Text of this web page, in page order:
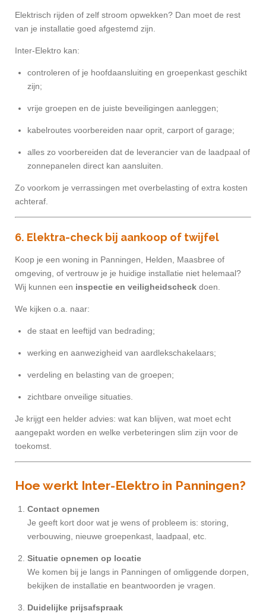
Elektrisch rijden of zelf stroom opwekken? Dan moet de rest
van je installatie goed afgestemd zijn.
Inter-Elektro kan:
controleren of je hoofdaansluiting en groepenkast geschikt
zijn;
vrije groepen en de juiste beveiligingen aanleggen;
kabelroutes voorbereiden naar oprit, carport of garage;
alles zo voorbereiden dat de leverancier van de laadpaal of
zonnepanelen direct kan aansluiten.
Zo voorkom je verrassingen met overbelasting of extra kosten
achteraf.
6. Elektra-check bij aankoop of twijfel
Koop je een woning in Panningen, Helden, Maasbree of
omgeving, of vertrouw je je huidige installatie niet helemaal?
Wij kunnen een inspectie en veiligheidscheck doen.
We kijken o.a. naar:
de staat en leeftijd van bedrading;
werking en aanwezigheid van aardlekschakelaars;
verdeling en belasting van de groepen;
zichtbare onveilige situaties.
Je krijgt een helder advies: wat kan blijven, wat moet echt
aangepakt worden en welke verbeteringen slim zijn voor de
toekomst.
Hoe werkt Inter-Elektro in Panningen?
Contact opnemen
Je geeft kort door wat je wens of probleem is: storing,
verbouwing, nieuwe groepenkast, laadpaal, etc.
Situatie opnemen op locatie
We komen bij je langs in Panningen of omliggende dorpen,
bekijken de installatie en beantwoorden je vragen.
Duidelijke prijsafspraak